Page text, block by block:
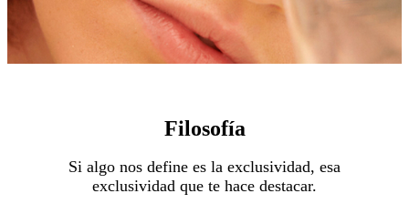
Filosofía
Si algo nos define es la exclusividad, esa
exclusividad que te hace destacar.